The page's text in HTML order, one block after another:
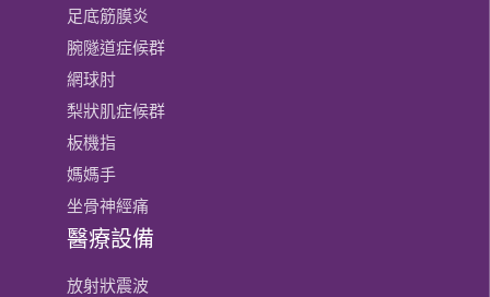
足底筋膜炎
腕隧道症候群
網球肘
梨狀肌症候群
板機指
媽媽手
坐骨神經痛
醫療設備
放射狀震波